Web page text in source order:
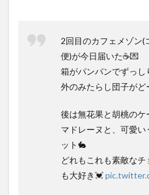
2回目のカフェメゾン(
便)が今日届いた☕️💌
箱がパンパンでずっ
外のみたらし団子がど
後は無花果と胡桃のケ
マドレーヌと、可愛
ット🐇
どれもこれも素敵な
も大好き💓